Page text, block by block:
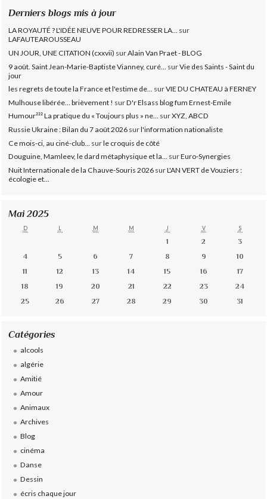
Derniers blogs mis à jour
LA ROYAUTÉ ? L'IDÉE NEUVE POUR REDRESSER LA... sur
LAFAUTEAROUSSEAU
UN JOUR, UNE CITATION (cxxvii) surAlain Van Praet - BLOG
9 août. Saint Jean-Marie-Baptiste Vianney, curé...
surVie des Saints - Saint du
jour
les regrets de toute la France et l'estime de... surVIE DU CHATEAU à FERNEY
Mulhouse libérée… brièvement ! surD'r Elsass blog fum Ernest-Emile
Humour²²² La pratique du « Toujours plus » ne... surXYZ, ABCD
Russie Ukraine : Bilan du 7 août 2026 surl'information nationaliste
Ce mois-ci, au ciné-club...
surle croquis de côté
Douguine, Mamleev, le dard métaphysique et la... surEuro-Synergies
Nuit Internationale de la Chauve-Souris 2026 surL'AN VERT de Vouziers :
écologie et...
Mai 2025
D L M M J V S
1 2
3
4
5 6 7 8 9
10
11
12 13 14 15 16
17
18
19 20 21 22 23
24
25
26 27 28 29 30 31
Catégories
alcools
algérie
Amitié
Amour
Animaux
Archives
Blog
cinéma
Danse
Dessin
écris chaque jour